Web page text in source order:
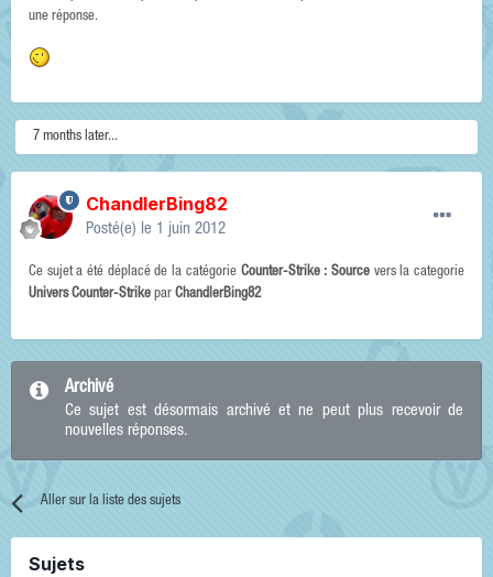
une réponse.
7 months later...
ChandlerBing82
Posté(e) le 1 juin 2012
Ce sujet a été déplacé de la catégorie Counter-Strike : Sourcevers la categorie
Univers Counter-Strike par ChandlerBing82
Archivé
Ce sujet est désormais archivé et ne peut plus recevoir de
nouvelles réponses.
Aller sur la liste des sujets
Sujets